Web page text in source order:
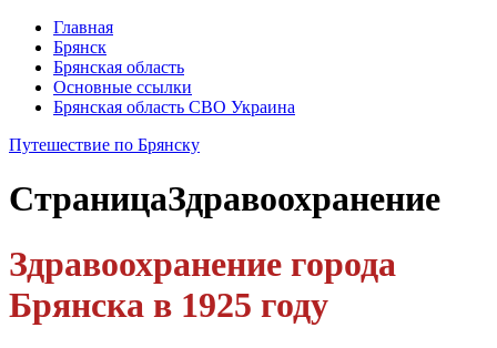
Главная
Брянск
Брянская область
Основные ссылки
Брянская область СВО Украина
Путешествие по Брянску
СтраницаЗдравоохранение
Здравоохранение города
Брянска в 1925 году